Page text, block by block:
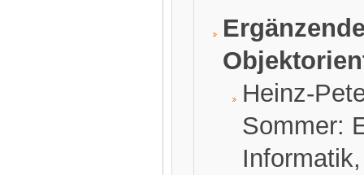
Heinz-
Sommer: